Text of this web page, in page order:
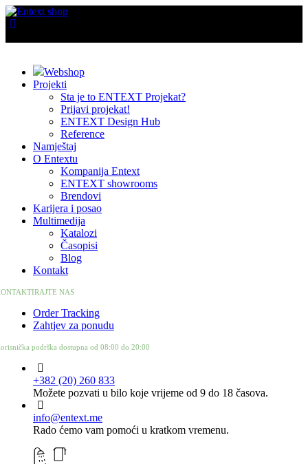
Webshop
Projekti
Sta je to ENTEXT Projekat?
Prijavi projekat!
ENTEXT Design Hub
Reference
Namještaj
O Entextu
Kompanija Entext
ENTEXT showrooms
Brendovi
Karijera i posao
Multimedija
Katalozi
Časopisi
Blog
Kontakt
NAS
Order Tracking
Zahtjev za ponudu
podrška dostupna od 08:00 do 20:00
+382 (20) 260 833
Možete pozvati u bilo koje vrijeme od 9 do 18 časova.
info@entext.me
Rado ćemo vam pomoći u kratkom vremenu.